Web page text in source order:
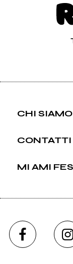
CHI SIAMO
CONTATTI
MI AMI